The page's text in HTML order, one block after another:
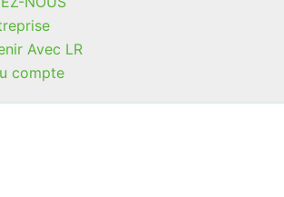
Avec LR
compte